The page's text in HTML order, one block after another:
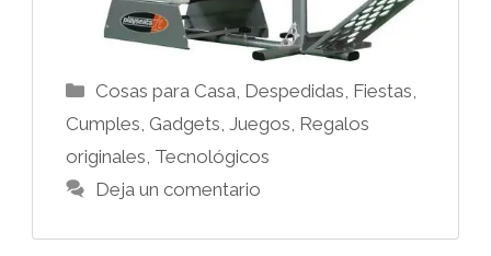
Categorías
Cosas para Casa Despedidas, Fiestas,
Cumples Gadgets Juegos Regalos
originales Tecnológicos
Deja un comentario